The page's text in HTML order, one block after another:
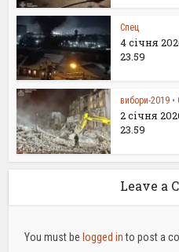
Спец
4 січня
23.59
вибори-2019 •
2 січня
23.59
Leave a
You must be logged into post a